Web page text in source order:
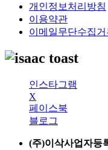
개인정보처리방침
이용약관
이메일무단수집거
인스타그램
X
페이스북
블로그
(주)이삭사업자등